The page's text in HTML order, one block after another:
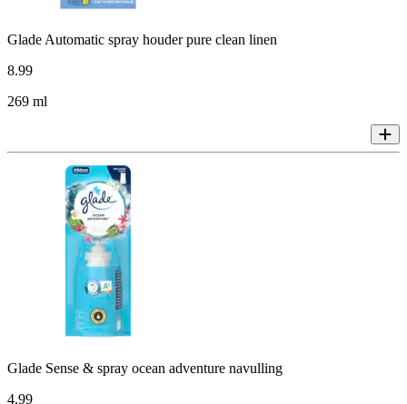
Glade Automatic spray houder pure clean linen
8.99
269 ml
Glade Sense & spray ocean adventure navulling
4.99